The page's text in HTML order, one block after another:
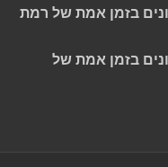
בזמן אמת של רמת
בזמן אמת של